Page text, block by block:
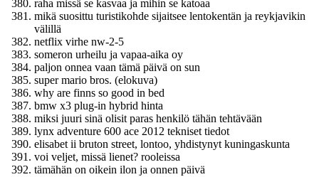
raha missä se kasvaa ja mihin se katoaa
mikä suosittu turistikohde sijaitsee lentokentän ja reykjavikin
välillä
netflix virhe nw-2-5
someron urheilu ja vapaa-aika oy
paljon onnea vaan tämä päivä on sun
super mario bros. (elokuva)
why are finns so good in bed
bmw x3 plug-in hybrid hinta
miksi juuri sinä olisit paras henkilö tähän tehtävään
lynx adventure 600 ace 2012 tekniset tiedot
elisabet ii bruton street, lontoo, yhdistynyt kuningaskunta
voi veljet, missä lienet? rooleissa
tämähän on oikein ilon ja onnen päivä